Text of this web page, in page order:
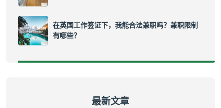
在英国工作签证下，我能合法兼职吗？兼职限制
有哪些？
最新文章